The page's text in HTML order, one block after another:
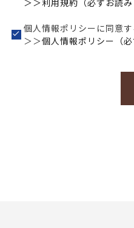
＞＞利用規約（必ずお読み
個人情報ポリシーに同意す
＞＞個人情報ポリシー（必